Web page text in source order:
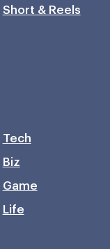
Short & Reels
Tech
Biz
Game
Life